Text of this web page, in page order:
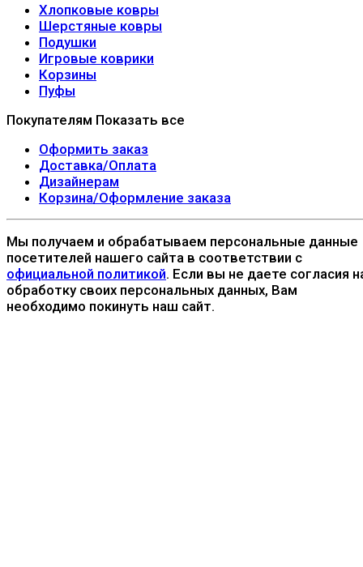
Хлопковые ковры
Шерстяные ковры
Подушки
Игровые коврики
Корзины
Пуфы
Покупателям Показать все
Оформить заказ
Доставка/Оплата
Дизайнерам
Корзина/Оформление заказа
Мы получаем и обрабатываем персональные данные
посетителей нашего сайта в соответствии с
официальной политикой. Если вы не даете согласия
обработку своих персональных данных, Вам
необходимо покинуть наш сайт.